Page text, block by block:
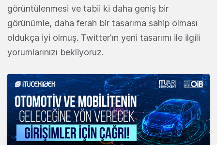
görüntülenmesi ve tabii ki daha geniş bir
görünümle, daha ferah bir tasarıma sahip olması
oldukça iyi olmuş. Twitter'ın yeni tasarımı ile ilgili
yorumlarınızı bekliyoruz.